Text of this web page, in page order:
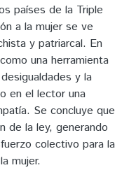
países de la Triple
a la mujer se ve
y patriarcal. En
una herramienta
y la
en el lector una
Se concluye que
de la ley, generando
colectivo para la
mujer.